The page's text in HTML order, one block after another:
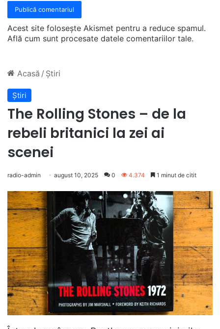
Acest site folosește Akismet pentru a reduce spamul.
Află cum sunt procesate datele comentariilor tale.